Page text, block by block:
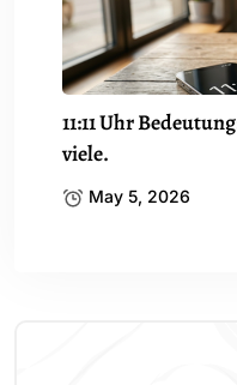
11:11 Uhr
viele.
May 5, 2026